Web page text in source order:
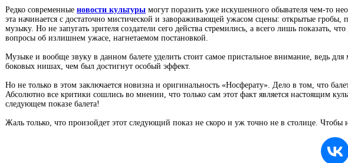
Редко современные новости культуры могут поразить уже искушенного обывателя чем-то
эта начинается с достаточно мистической и завораживающей ужасом сцены: открытые
музыку. Но не запугать зрителя создатели сего действа стремились, а всего лишь
вопросы об излишнем ужасе, нагнетаемом постановкой.
Музыке и вообще звуку в данном балете уделить стоит самое пристальное внимание, ведь
боковых нишах, чем был достигнут особый эффект.
Но не только в этом заключается новизна и оригинальность «Носферату». Дело в том, что
Абсолютно все критики сошлись во мнении, что только сам этот факт является настоящим
следующем показе балета!
Жаль только, что произойдет этот следующий показ не скоро и уж точно не в столице. Чтобы